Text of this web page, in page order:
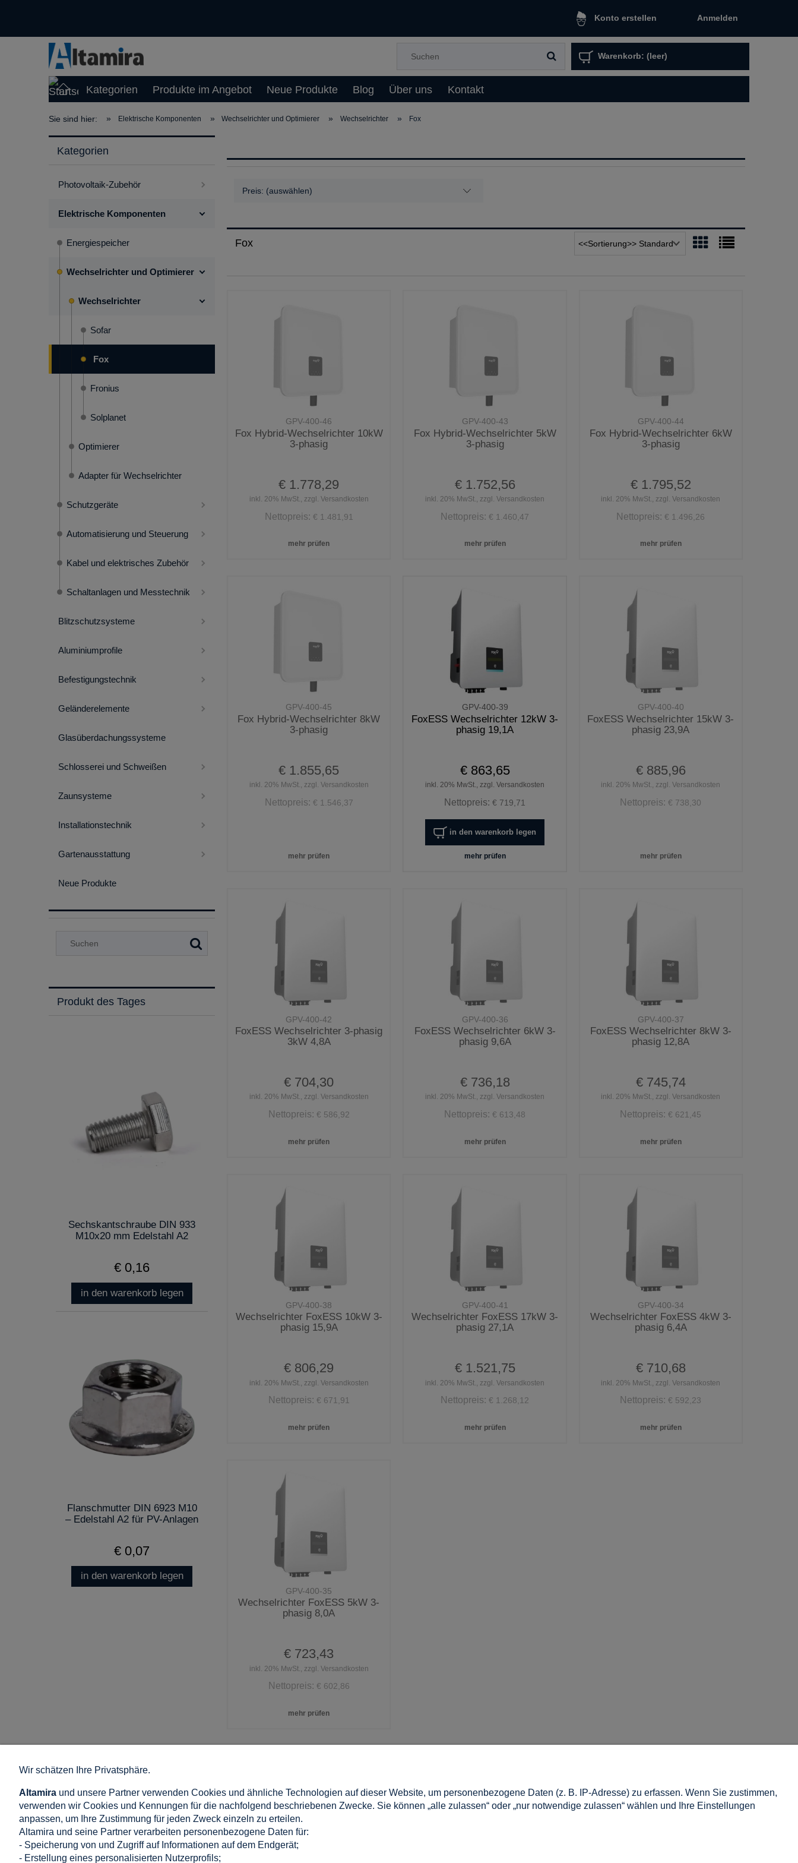
Konto erstellen Anmelden
Warenkorb: (leer)
Kategorien Produkte im Angebot Neue Produkte Blog Über uns Kontakt
Sie sind hier: » Elektrische Komponenten » Wechselrichter und Optimierer » Wechselrichter » Fox
Kategorien
Photovoltaik-Zubehör
Elektrische Komponenten
Energiespeicher
Wechselrichter und Optimierer
Wechselrichter
Sofar
Fox
Fronius
Solplanet
Optimierer
Adapter für Wechselrichter
Schutzgeräte
Automatisierung und Steuerung
Kabel und elektrisches Zubehör
Schaltanlagen und Messtechnik
Blitzschutzsysteme
Aluminiumprofile
Befestigungstechnik
Geländerelemente
Glasüberdachungssysteme
Schlosserei und Schweißen
Zaunsysteme
Installationstechnik
Gartenausstattung
Neue Produkte
Produkt des Tages
Sechskantschraube DIN 933
M10x20 mm Edelstahl A2
€ 0,16
in den warenkorb legen
Flanschmutter DIN 6923 M10
– Edelstahl A2 für PV-Anlagen
€ 0,07
in den warenkorb legen
Preis: (auswählen)
Fox
GPV-400-46
Fox Hybrid-Wechselrichter 10kW
3-phasig
€ 1.778,29
inkl. 20% MwSt., zzgl. Versandkosten
Nettopreis: € 1.481,91
mehr prüfen
GPV-400-43
Fox Hybrid-Wechselrichter 5kW
3-phasig
€ 1.752,56
inkl. 20% MwSt., zzgl. Versandkosten
Nettopreis:€ 1.460,47
mehr prüfen
GPV-400-44
Fox Hybrid-Wechselrichter 6kW
3-phasig
€ 1.795,52
inkl. 20% MwSt., zzgl. Versandkosten
Nettopreis:€ 1.496,26
mehr prüfen
GPV-400-45
Fox Hybrid-Wechselrichter 8kW
3-phasig
€ 1.855,65
inkl. 20% MwSt., zzgl. Versandkosten
Nettopreis: € 1.546,37
mehr prüfen
GPV-400-39
FoxESS Wechselrichter 12kW 3-
phasig 19,1A
€ 863,65
inkl. 20% MwSt., zzgl. Versandkosten
Nettopreis:€ 719,71
in den warenkorb legen
mehr prüfen
GPV-400-40
FoxESS Wechselrichter 15kW 3-
phasig 23,9A
€ 885,96
inkl. 20% MwSt., zzgl. Versandkosten
Nettopreis:€ 738,30
mehr prüfen
GPV-400-42
FoxESS Wechselrichter 3-phasig
3kW 4,8A
€ 704,30
inkl. 20% MwSt., zzgl. Versandkosten
Nettopreis: € 586,92
mehr prüfen
GPV-400-36
FoxESS Wechselrichter 6kW 3-
phasig 9,6A
€ 736,18
inkl. 20% MwSt., zzgl. Versandkosten
Nettopreis:€ 613,48
mehr prüfen
GPV-400-37
FoxESS Wechselrichter 8kW 3-
phasig 12,8A
€ 745,74
inkl. 20% MwSt., zzgl. Versandkosten
Nettopreis:€ 621,45
mehr prüfen
GPV-400-38
Wechselrichter FoxESS 10kW 3-
phasig 15,9A
€ 806,29
inkl. 20% MwSt., zzgl. Versandkosten
Nettopreis: € 671,91
mehr prüfen
GPV-400-41
Wechselrichter FoxESS 17kW 3-
phasig 27,1A
€ 1.521,75
inkl. 20% MwSt., zzgl. Versandkosten
Nettopreis:€ 1.268,12
mehr prüfen
GPV-400-34
Wechselrichter FoxESS 4kW 3-
phasig 6,4A
€ 710,68
inkl. 20% MwSt., zzgl. Versandkosten
Nettopreis:€ 592,23
mehr prüfen
GPV-400-35
Wechselrichter FoxESS 5kW 3-
phasig 8,0A
€ 723,43
inkl. 20% MwSt., zzgl. Versandkosten
Nettopreis: € 602,86
mehr prüfen
EINKAUFEN
AGB
Kommentar Politik
Lieferung: Preis und Zeit
Zahlung in Onlineshop
Wie kaufe ich ein?
Häufige Fragen
Cookie-Einstellungen
Einloggen
Meine Bestellungen
Über uns
Impressum
Wir schätzen Ihre Privatsphäre.
Altamira und unsere Partner verwenden Cookies und ähnliche Technologien auf dieser Website, um personenbezogene Daten (z. B. IP-Adresse) zu erfassen. Wenn Sie zustimmen,
verwenden wir Cookies und Kennungen für die nachfolgend beschriebenen Zwecke. Sie können „alle zulassen“ oder „nur notwendige zulassen“ wählen und Ihre Einstellungen
anpassen, um Ihre Zustimmung für jeden Zweck einzeln zu erteilen.
Altamira und seine Partner verarbeiten personenbezogene Daten für:
- Speicherung von und Zugriff auf Informationen auf dem Endgerät;
- Erstellung eines personalisierten Nutzerprofils;